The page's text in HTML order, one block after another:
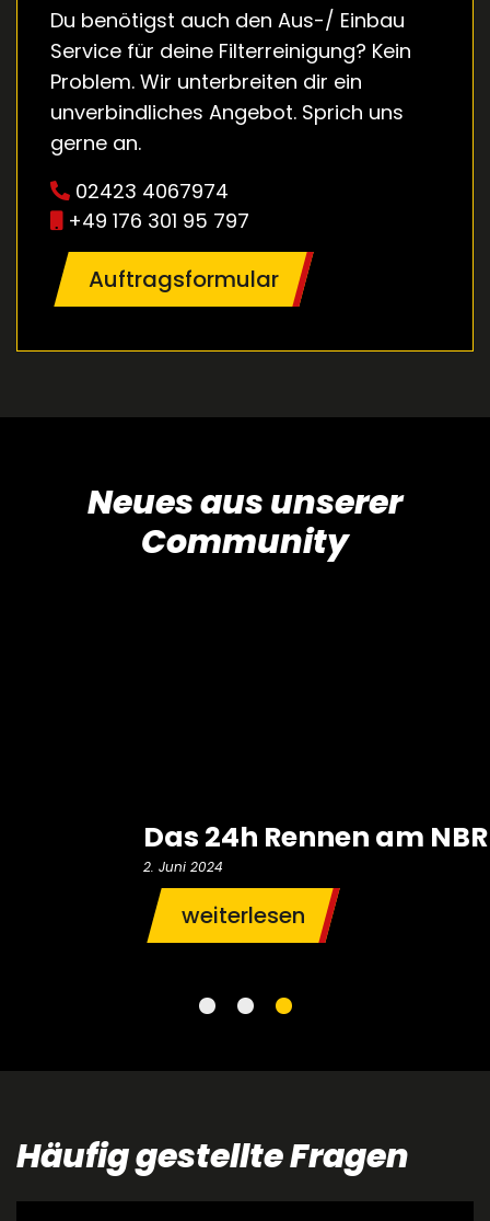
Du benötigst auch den Aus-/ Einbau
Service für deine Filterreinigung? Kein
Problem. Wir unterbreiten dir ein
unverbindliches Angebot. Sprich uns
gerne an.
02423 4067974
+49 176 301 95 797
Auftragsformular
Neues aus unserer
Community
Das 24h Rennen am NBR
weiterlesen
Häufig gestellte Fragen